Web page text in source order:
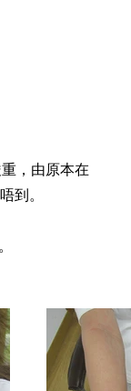
，由原本在
到。